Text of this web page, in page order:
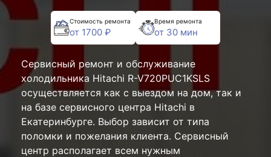
Стоимость ремонта
от 1700 ₽
Время ремонта
от 30 мин
Сервисный ремонт и обслуживание
холодильника Hitachi R-V720PUC1KSLS
осуществляется как с выездом на дом, так и
на базе сервисного центра Hitachi в
Екатеринбурге. Выбор зависит от типа
поломки и пожелания клиента. Сервисный
центр располагает всем нужным